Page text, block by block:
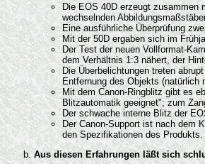
Die EOS 40D erzeugt zusammen
wechselnden
Eine ausführliche Überprüfung
Mit der 50D ergaben sich im
Der Test der neuen Vollformat-
dem Verhältnis 1:3 nähert, der
Die Überbelichtungen treten
Entfernung des Objekts (natürlich
Mit dem Canon-Ringblitz gibt es
Blitzautomatik geeignet"; zum
Der schwache interne Blitz der
Der Canon-Support ist nach dem
den Spezifikationen des
Aus diesen Erfahrungen läßt sich